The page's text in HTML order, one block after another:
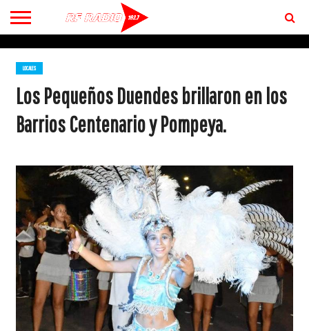
CONTACTO
BIENVENIDOS
A RF 102.7 FM
LOCALES
Los Pequeños Duendes brillaron en los
Barrios Centenario y Pompeya.